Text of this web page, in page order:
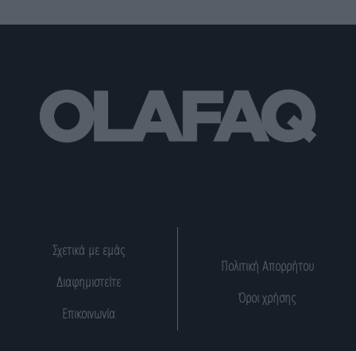
Σχετικά με εμάς
Διαφημιστείτε
Επικοινωνία
Πολιτική Απορρήτου
Όροι χρήσης